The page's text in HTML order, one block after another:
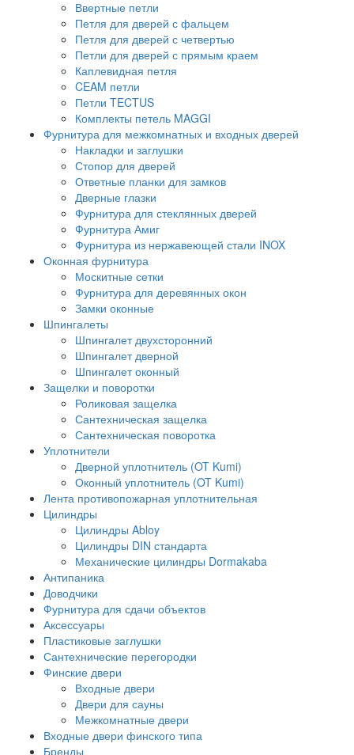
Ввертные петли
Петля для дверей с фальцем
Петля для дверей с четвертью
Петли для дверей с прямым краем
Каплевидная петля
CEAM петли
Петли TECTUS
Комплекты петель MAGGI
Фурнитура для межкомнатных и входных дверей
Накладки и заглушки
Стопор для дверей
Ответные планки для замков
Дверные глазки
Фурнитура для стеклянных дверей
Фурнитура Амиг
Фурнитура из нержавеющей стали INOX
Оконная фурнитура
Москитные сетки
Фурнитура для деревянных окон
Замки оконные
Шпингалеты
Шпингалет двухсторонний
Шпингалет дверной
Шпингалет оконный
Защелки и поворотки
Роликовая защелка
Сантехническая защелка
Сантехническая поворотка
Уплотнители
Дверной уплотнитель (OT Kumi)
Оконный уплотнитель (OT Kumi)
Лента противопожарная уплотнительная
Цилиндры
Цилиндры Abloy
Цилиндры DIN стандарта
Механические цилиндры Dormakaba
Антипаника
Доводчики
Фурнитура для сдачи объектов
Аксессуары
Пластиковые заглушки
Сантехнические перегородки
Финские двери
Входные двери
Двери для сауны
Межкомнатные двери
Входные двери финского типа
Бренды